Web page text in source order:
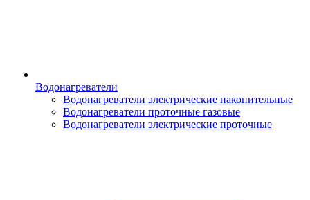
Водонагреватели
Водонагреватели электрические накопительные
Водонагреватели проточные газовые
Водонагреватели электрические проточные